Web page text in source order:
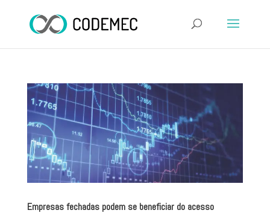
Empresas fechadas podem se beneficiar do acesso